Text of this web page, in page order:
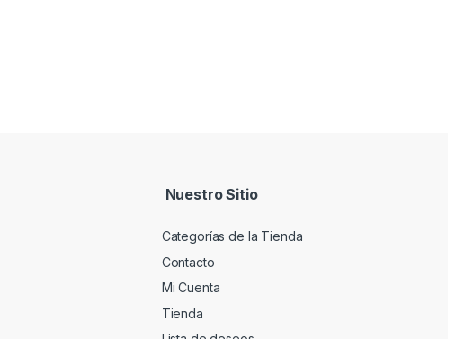
Nuestro Sitio
Categorías de la Tienda
Contacto
Mi Cuenta
Tienda